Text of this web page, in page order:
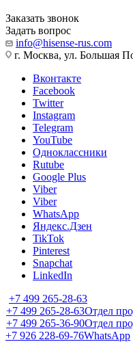
Заказать звонок
Задать вопрос
info@hisense-rus.com
г. Москва, ул. Большая
Вконтакте
Facebook
Twitter
Instagram
Telegram
YouTube
Одноклассники
Rutube
Google Plus
Viber
Viber
WhatsApp
Яндекс.Дзен
TikTok
Pinterest
Snapchat
LinkedIn
+7 499 265-28-63
+7 499 265-28-63Отдел
+7 499 265-36-90Отдел
+7 926 228-69-76WhatsApp